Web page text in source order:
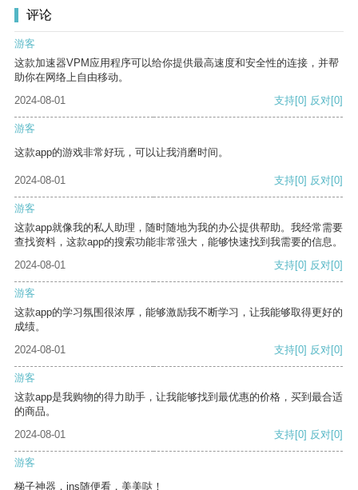
评论
游客
这款加速器VPM应用程序可以给你提供最高速度和安全性的连接，并帮
助你在网络上自由移动。
2024-08-01
支持[0] 反对[0]
游客
这款app的游戏非常好玩，可以让我消磨时间。
2024-08-01 支持[0] 反对[0]
游客
这款app就像我的私人助理，随时随地为我的办公提供帮助。我经常需要
查找资料，这款app的搜索功能非常强大，能够快速找到我需要的信息。
2024-08-01
支持[0] 反对[0]
游客
这款app的学习氛围很浓厚，能够激励我不断学习，让我能够取得更好的
成绩。
2024-08-01
支持[0] 反对[0]
游客
这款app是我购物的得力助手，让我能够找到最优惠的价格，买到最合适
的商品。
2024-08-01
支持[0] 反对[0]
游客
梯子神器，ins随便看，美美哒！